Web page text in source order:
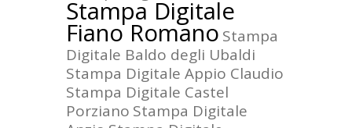
Stampa Digitale
Fiano Romano Stampa
Digitale Baldo degli Ubaldi
Stampa Digitale Appio Claudio
Stampa Digitale Castel
Porziano Stampa Digitale